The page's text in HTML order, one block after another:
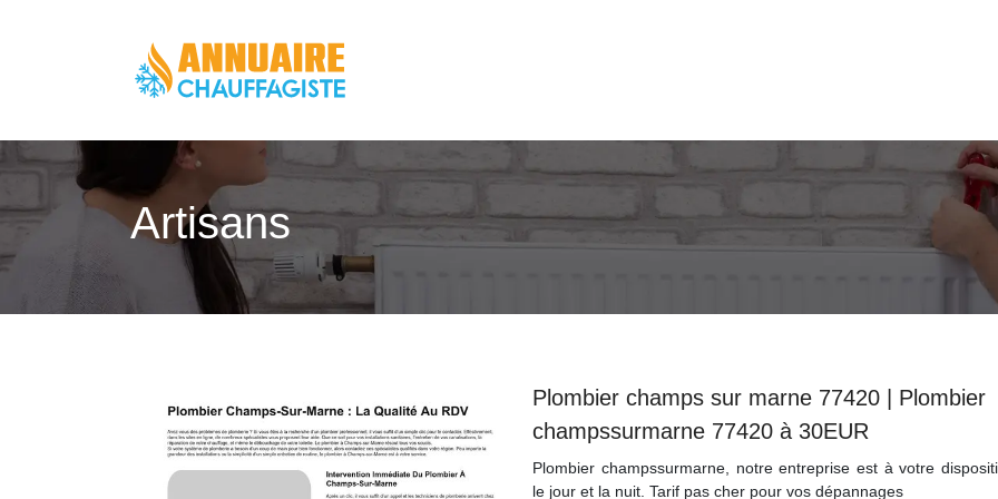
Artisans
Plombier champs sur marne 77420 | Plombier
champssurmarne 77420 à 30EUR
Plombier champssurmarne, notre entreprise est à votre
le jour et la nuit. Tarif pas cher pour vos dépannages